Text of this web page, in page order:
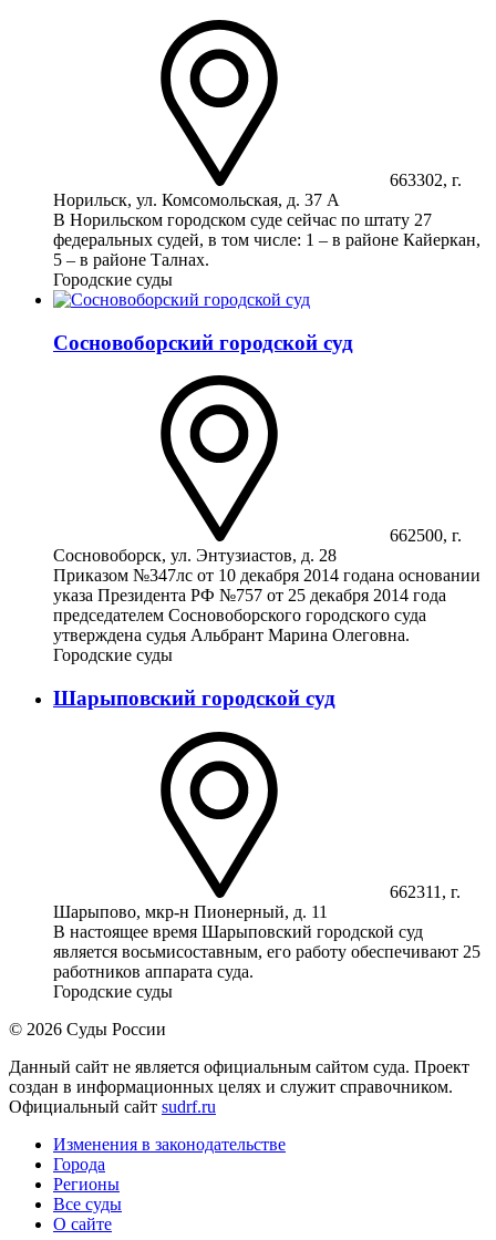
663302, г.
Норильск, ул. Комсомольская, д. 37 А
В Норильском городском суде сейчас по штату 27
федеральных судей, в том числе: 1 – в районе Кайеркан,
5 – в районе Талнах.
Городские суды
Сосновоборский городской суд
662500, г.
Сосновоборск, ул. Энтузиастов, д. 28
Приказом №347лс от 10 декабря 2014 годана основании
указа Президента РФ №757 от 25 декабря 2014 года
председателем Сосновоборского городского суда
утверждена судья Альбрант Марина Олеговна.
Городские суды
Шарыповский городской суд
662311, г.
Шарыпово, мкр-н Пионерный, д. 11
В настоящее время Шарыповский городской суд
является восьмисоставным, его работу обеспечивают 25
работников аппарата суда.
Городские суды
© 2026 Суды России
Данный сайт не является официальным сайтом суда. Проект
создан в информационных целях и служит справочником.
Официальный сайт sudrf.ru
Изменения в законодательстве
Города
Регионы
Все суды
О сайте